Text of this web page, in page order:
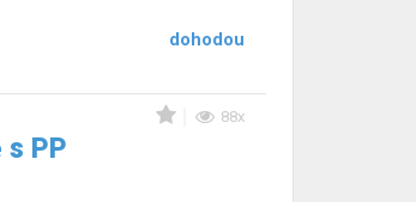
dohodou
88x
PP